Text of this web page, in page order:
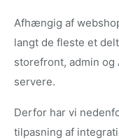
Afhængig af
langt de fleste et
storefront, admin og
servere.
Derfor har vi
tilpasning af